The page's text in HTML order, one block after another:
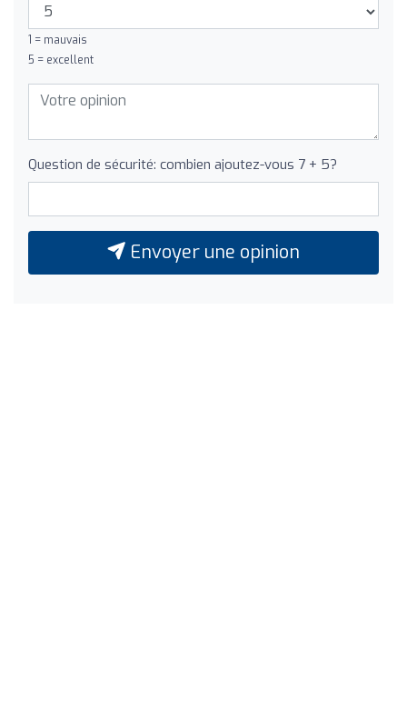
1 = mauvais
5 = excellent
Question de sécurité: combien ajoutez-vous 7 + 5?
Envoyer une opinion